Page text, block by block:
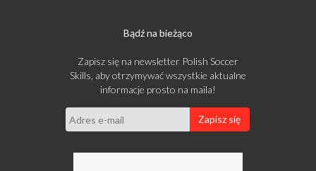
Bądź na bieżąco
Zapisz się na newsletter Polish Soccer
Skills, aby otrzymywać wszystkie aktualne
informacje prosto na maila!
Zapisz się